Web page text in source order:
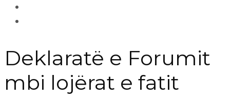
Deklaratë e Forumit
mbi lojërat e fatit